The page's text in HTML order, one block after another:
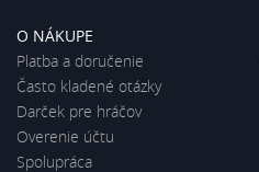
O NÁKUPE
Platba a doručenie
Často kladené otázky
Darček pre hráčov
Overenie účtu
Spolupráca